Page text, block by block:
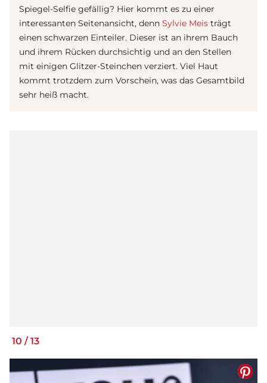
Spiegel-Selfie gefällig? Hier kommt es zu einer
interessanten Seitenansicht, denn Sylvie Meis trägt
einen schwarzen Einteiler. Dieser ist an ihrem Bauch
und ihrem Rücken durchsichtig und an den Stellen
mit einigen Glitzer-Steinchen verziert. Viel Haut
kommt trotzdem zum Vorschein, was das Gesamtbild
sehr heiß macht.
10 /13